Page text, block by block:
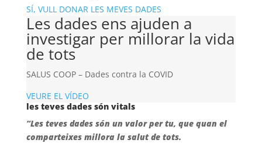
SÍ, VULL DONAR LES MEVES DADES
Les dades ens ajuden a
investigar per millorar la vida
de tots
SALUS COOP – Dades contra la COVID
VEURE EL VÍDEO
les teves dades són vitals
“Les teves dades són un valor per tu, que quan el
comparteixes millora la salut de tots.